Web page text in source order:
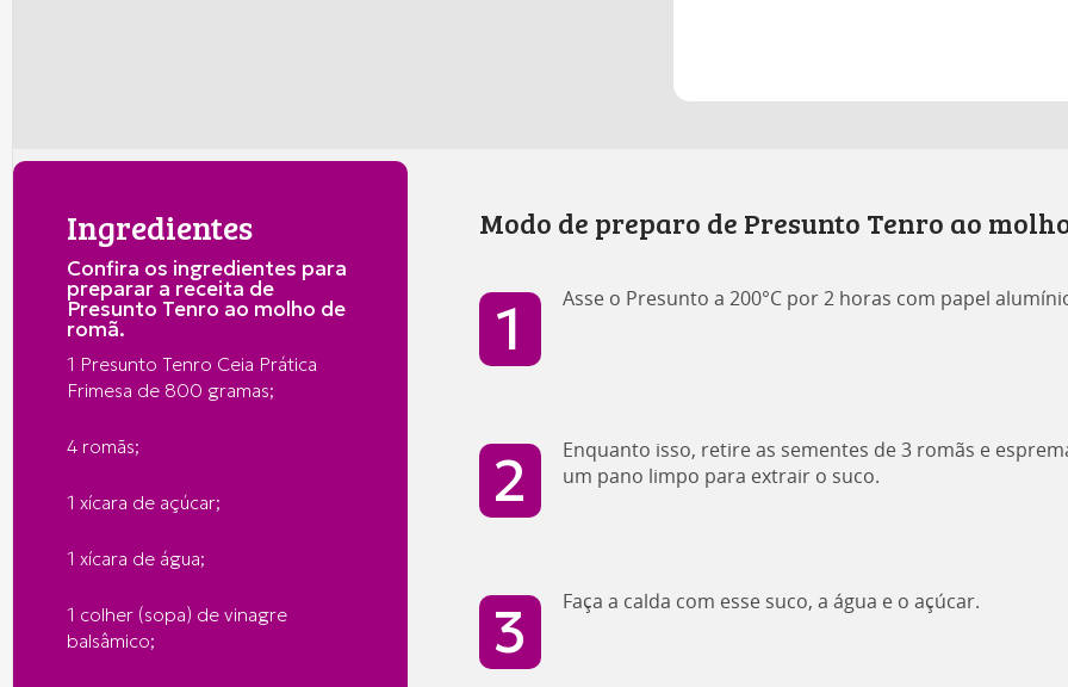
Ingredientes
Confira os ingredientes para
preparar a receita de
Presunto Tenro ao molho de
romã.
1 Presunto Tenro Ceia Prática
Frimesa de 800 gramas;
4 romãs;
1 xícara de açúcar;
1 xícara de água;
1 colher (sopa) de vinagre
balsâmico;
Modo de preparo de Presunto Tenro ao
Asse o Presunto a 200°C por 2 horas com papel
Enquanto isso, retire as sementes de 3 romãs e
um pano limpo para extrair o suco.
Faça a calda com esse suco, a água e o açúcar.